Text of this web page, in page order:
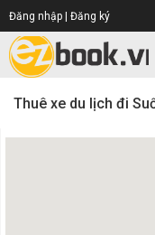
Đăng nhập | Đăng ký
Thuê xe du lịch đi